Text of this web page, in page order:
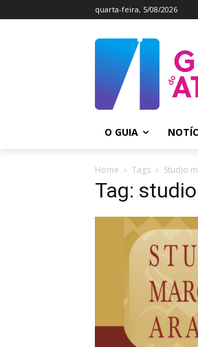
quarta-feira, 5/08/2026
O GUIA
Home Tags Studio
Tag: